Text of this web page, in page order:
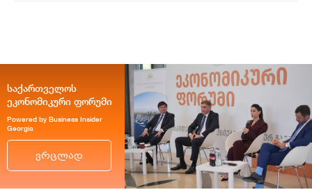
საქართველოს
ეკონომიკური ფორუმი
Powered by Business Insider
Georgia
ვრცლად